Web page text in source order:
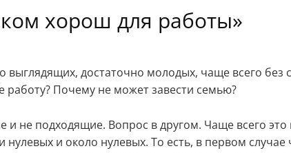
хорош для работы»
достаточно молодых, чаще всего
работу? Почему не может завести семью?
и не подходящие. Вопрос в другом. Чаще всего
и около нулевых. То есть, в первом